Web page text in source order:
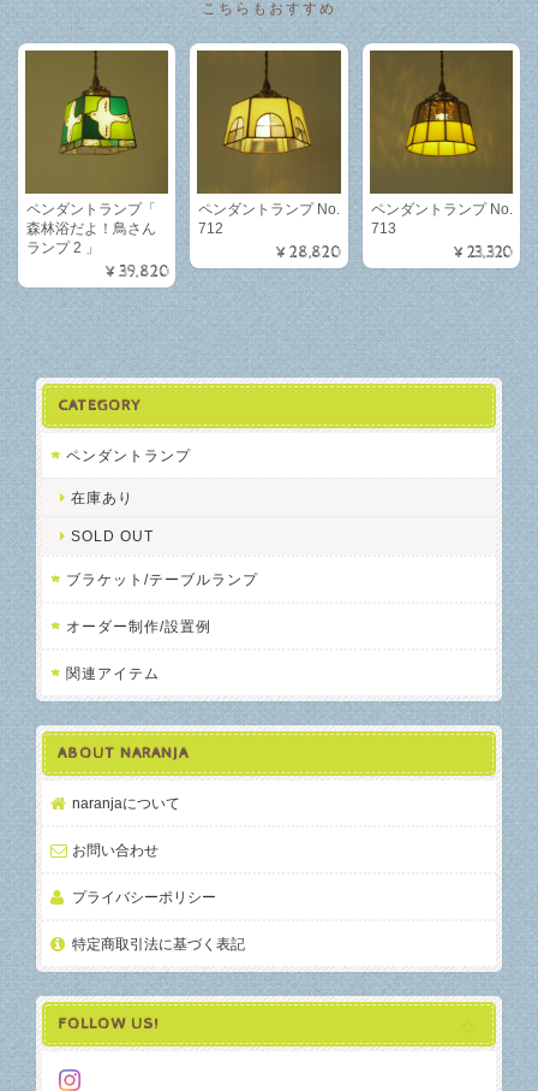
こちらもおすすめ
ペンダントランプ「
森林浴だよ！鳥さん
ランプ 2 」
¥39,820
ペンダントランプ No.
712
¥28,820
ペンダントランプ No.
713
¥23,320
CATEGORY
ペンダントランプ
在庫あり
SOLD OUT
ブラケット/テーブルランプ
オーダー制作/設置例
関連アイテム
ABOUT NARANJA
naranjaについて
お問い合わせ
プライバシーポリシー
特定商取引法に基づく表記
FOLLOW US!